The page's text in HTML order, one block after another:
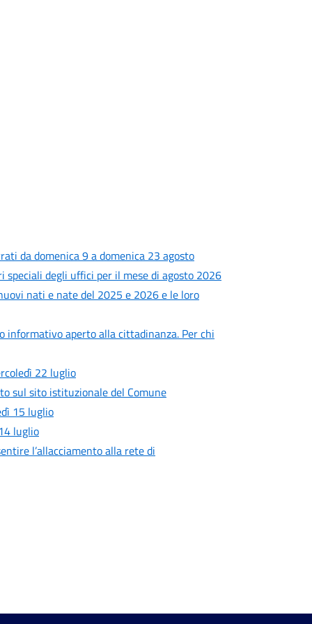
da domenica 9 a domenica 23 agosto
degli uffici per il mese di agosto 2026
nati e nate del 2025 e 2026 e le loro
informativo aperto alla cittadinanza. Per chi
22 luglio
sul sito istituzionale del Comune
15 luglio
luglio
l’allacciamento alla rete di